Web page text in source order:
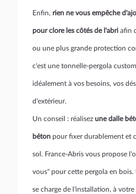
Enfin, rien ne vous empêche
pour clore les côtés de l'abri afin
ou une plus grande protection
c'est une tonnelle-pergola
idéalement à vos besoins, vos
d'extérieur.
Un conseil : réalisez une dalle
béton pour fixer durablement et
sol. France-Abris vous propose
vous" pour cette pergola en
se charge de l'installation, à